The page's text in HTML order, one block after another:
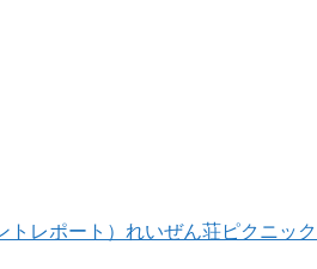
トレポート）れいぜん荘ピクニッ